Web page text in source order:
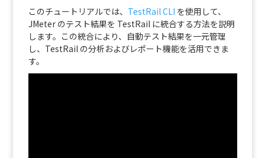
このチュートリアルでは、 TestRail CLI を使用して、
JMeter のテスト結果を TestRail に統合する方法を説明
します。この統合により、自動テスト結果を一元管理
し、TestRail の分析およびレポート機能を活用できま
す。